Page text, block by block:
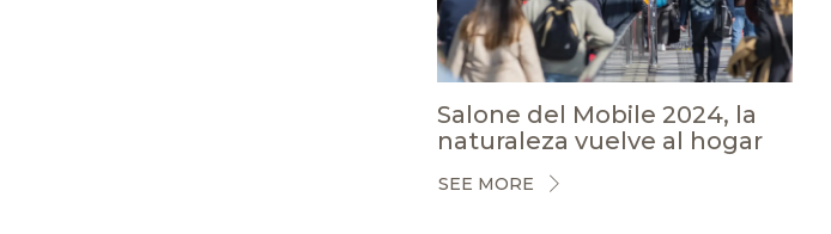
Salone del Mobile 2024, la
naturaleza vuelve al hogar
SEE MORE